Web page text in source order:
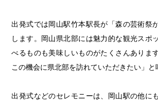
出発式では岡山駅竹本駅長が「森の芸術祭
します。岡山県北部には魅力的な観光スポ
べるものも美味しいものがたくさんありま
この機会に県北部を訪れていただきたい」と
出発式などのセレモニーは、岡山駅の他に